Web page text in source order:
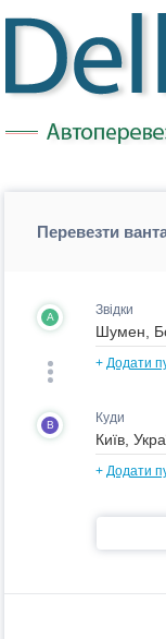
Перевезти
A Звідки
+ Додати
B Куди
+ Додати